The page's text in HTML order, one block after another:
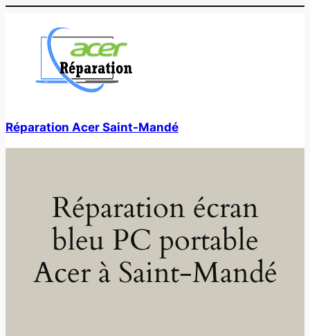
contenu
Réparation Acer Saint-Mandé
Réparation écran
bleu PC portable
Acer à Saint-Mandé